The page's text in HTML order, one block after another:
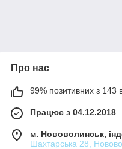
Про нас
99% позитивних з 143
Працює з 04.12.2018
м. Нововолинськ,
Шахтарська 28,